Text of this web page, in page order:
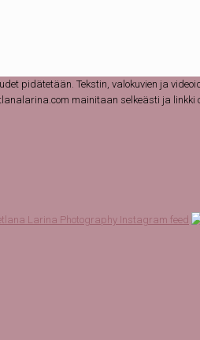
pidätetään. Tekstin, valokuvien ja
mainitaan selkeästi ja linkki